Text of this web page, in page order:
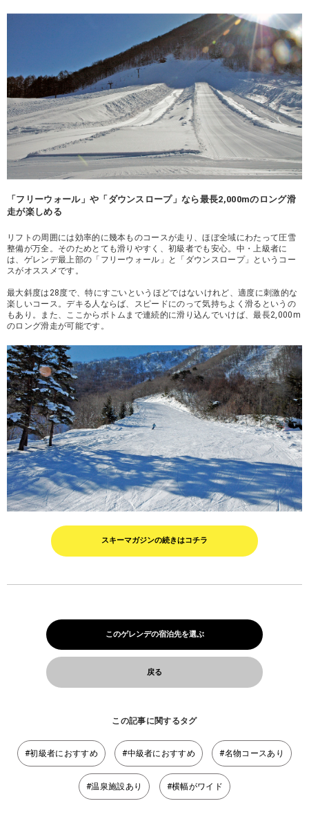
「フリーウォール」や「ダウンスロープ」なら最長2,000mのロング滑
走が楽しめる
リフトの周囲には効率的に幾本ものコースが走り、ほぼ全域にわたって圧雪
整備が万全。そのためとても滑りやすく、初級者でも安心。中・上級者に
は、ゲレンデ最上部の「フリーウォール」と「ダウンスロープ」というコー
スがオススメです。
最大斜度は28度で、特にすごいというほどではないけれど、適度に刺激的な
楽しいコース。デキる人ならば、スピードにのって気持ちよく滑るというの
もあり。また、ここからボトムまで連続的に滑り込んでいけば、最長2,000m
のロング滑走が可能です。
スキーマガジンの続きはコチラ
このゲレンデの宿泊先を選ぶ
戻る
この記事に関するタグ
#初級者におすすめ #中級者におすすめ #名物コースあり
#温泉施設あり #横幅がワイド